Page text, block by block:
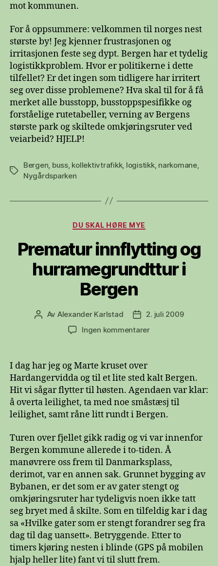
mot kommunen.
For å oppsummere: velkommen til norges nest
største by! Jeg kjenner frustrasjonen og
irritasjonen feste seg dypt. Bergen har et tydelig
logistikkproblem. Hvor er politikerne i dette
tilfellet? Er det ingen som tidligere har irritert
seg over disse problemene? Hva skal til for å få
merket alle busstopp, busstoppspesifikke og
forståelige rutetabeller, verning av Bergens
største park og skiltede omkjøringsruter ved
veiarbeid? HJELP!
Stikkord
Bergen buss, kollektivtrafikk, logistikk, narkomane,
Nygårdsparken
Kategorier
DU SKAL HØRE MYE
Prematur innflytting og
hurramegrundttur i
Bergen
Innleggsforfatter
Av Alexander Karlstad Publiseringsdato
2. juli 2009
Ingen kommentarertil
hurramegrundttur
i
Bergen
I dag har jeg og Marte kruset over
Hardangervidda og til et lite sted kalt Bergen.
Hit vi sågar flytter til høsten. Agendaen var klar:
å overta leilighet, ta med noe småstæsj til
leilighet, samt råne litt rundt i Bergen.
Turen over fjellet gikk radig og vi var innenfor
Bergen kommune allerede i to-tiden. Å
manøvrere oss frem til Danmarksplass,
derimot, var en annen sak. Grunnet bygging av
Bybanen, er det som er av gater stengt og
omkjøringsruter har tydeligvis noen ikke tatt
seg bryet med å skilte. Som en tilfeldig kar i dag
sa «Hvilke gater som er stengt forandrer seg fra
dag til dag uansett». Betryggende. Etter to
timers kjøring nesten i blinde (GPS på mobilen
hjalp heller lite) fant vi til slutt frem.